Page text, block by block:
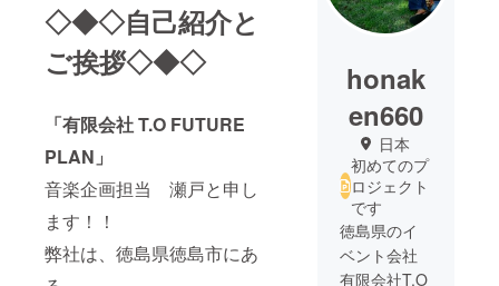
◇◆◇自己紹介と
ご挨拶◇◆◇
「有限会社 T.O FUTURE
PLAN」
音楽企画担当 瀬戸と申し
ます！！
弊社は、徳島県徳島市にあ
honak
en660
日本
初めてのプ
ロジェクト
です
徳島県のイ
ベント会社
有限会社T.O